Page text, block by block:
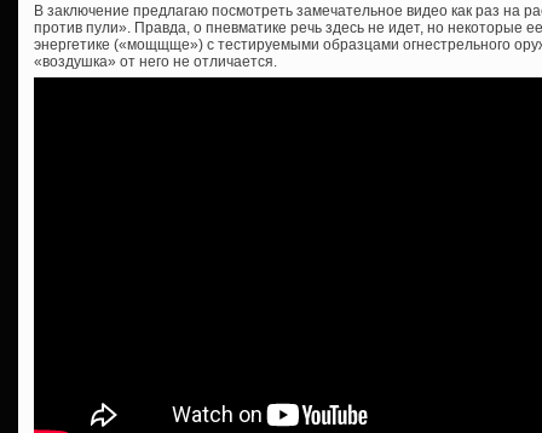
В заключение предлагаю посмотреть замечательное видео как раз на
против пули». Правда, о пневматике речь здесь не идет, но некоторые
энергетике («мощщще») с тестируемыми образцами огнестрельного
«воздушка» от него не отличается.